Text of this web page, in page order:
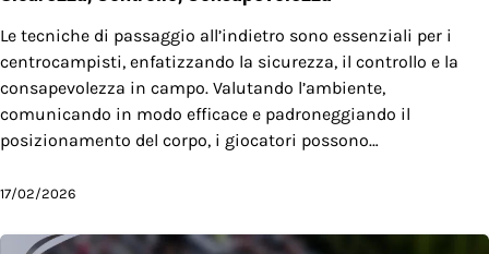
Le tecniche di passaggio all’indietro sono essenziali per i
centrocampisti, enfatizzando la sicurezza, il controllo e la
consapevolezza in campo. Valutando l’ambiente,
comunicando in modo efficace e padroneggiando il
posizionamento del corpo, i giocatori possono…
17/02/2026